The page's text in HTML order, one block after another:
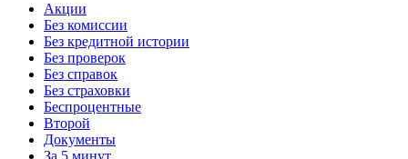
Акции
Без комиссии
Без кредитной истории
Без проверок
Без справок
Без страховки
Беспроцентные
Второй
Документы